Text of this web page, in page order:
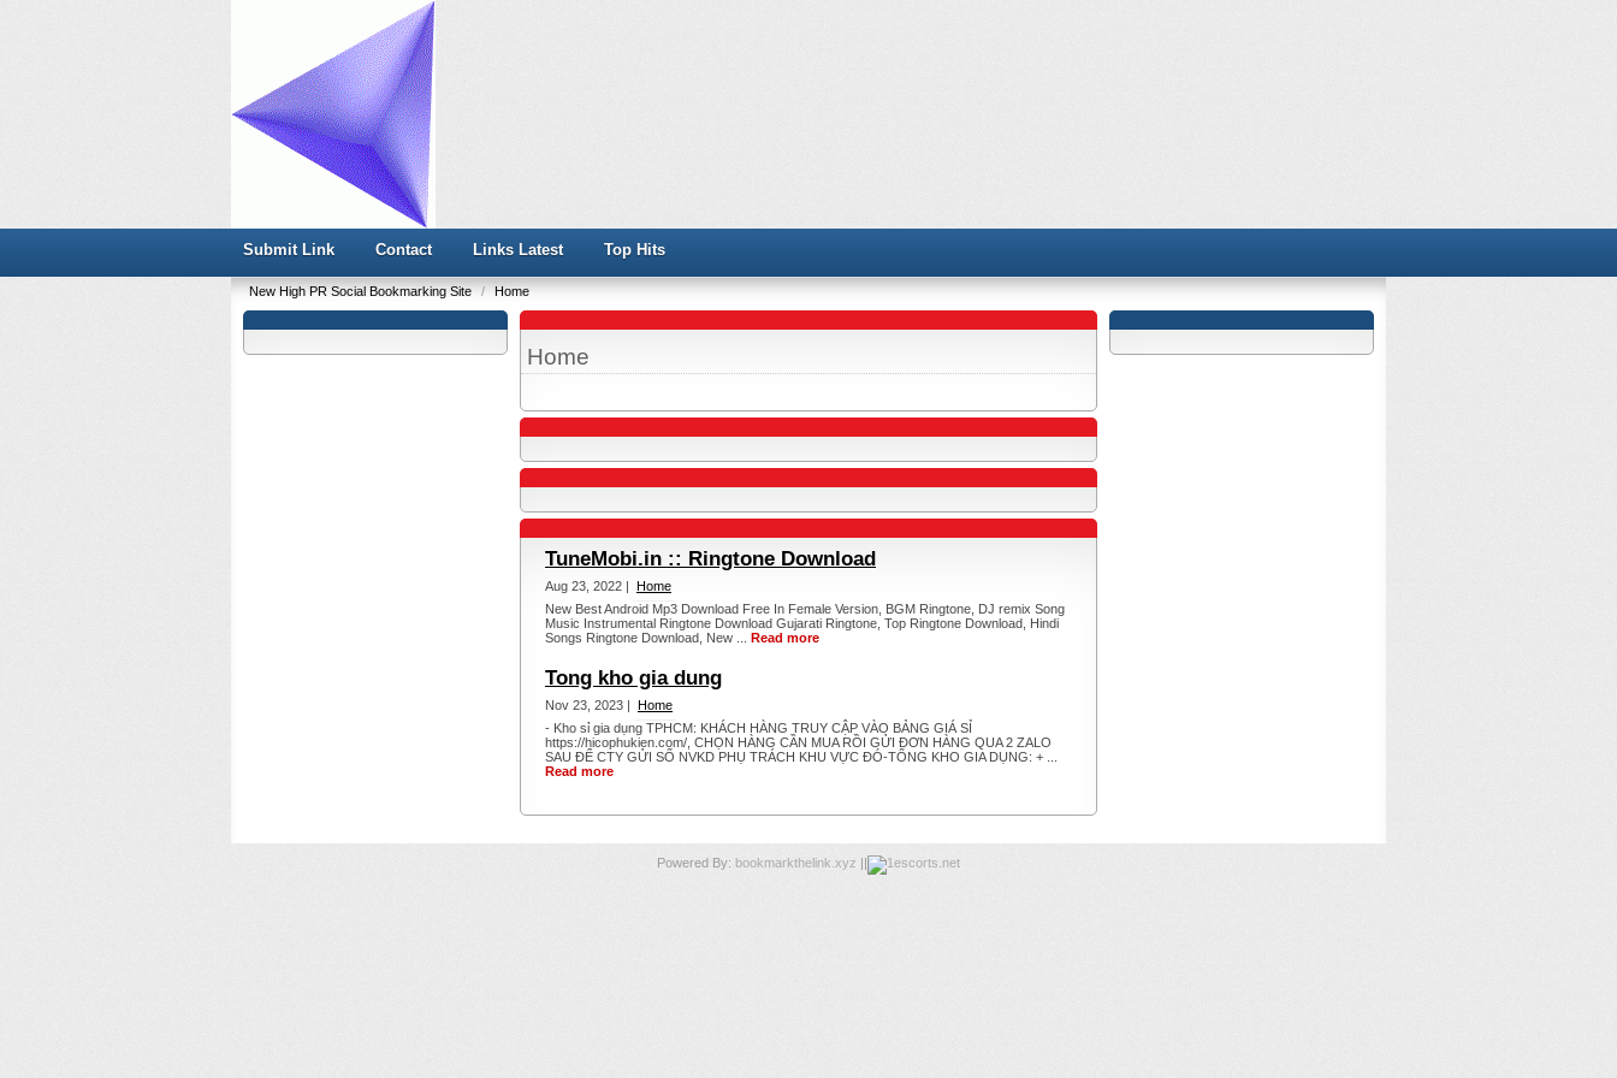
Submit Link Contact Links Latest Top Hits
New High PR Social Bookmarking Site / Home
Home
TuneMobi.in :: Ringtone Download
Aug 23, 2022 | Home
New Best Android Mp3 Download Free In Female Version, BGM Ringtone, DJ remix Song
Music Instrumental Ringtone Download Gujarati Ringtone, Top Ringtone Download, Hindi
Songs Ringtone Download, New ... Read more
Tong kho gia dung
Nov 23, 2023 | Home
- Kho sỉ gia dụng TPHCM: KHÁCH HÀNG TRUY CẬP VÀO BẢNG GIÁ SỈ
https://hicophukien.com/, CHỌN HÀNG CẦN MUA RỒI GỬI ĐƠN HÀNG QUA 2 ZALO
SAU ĐỂ CTY GỬI SỐ NVKD PHỤ TRÁCH KHU VỰC ĐÓ-TỔNG KHO GIA DỤNG: + ...
Read more
Powered By: bookmarkthelink.xyz ||